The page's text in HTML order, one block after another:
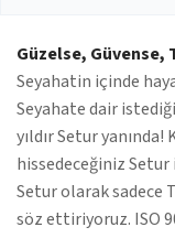
Güzelse, Güvense,
Seyahatin içinde
Seyahate dair
yıldır Setur
hissedeceğiniz
Setur olarak sadece
söz ettiriyoruz. ISO